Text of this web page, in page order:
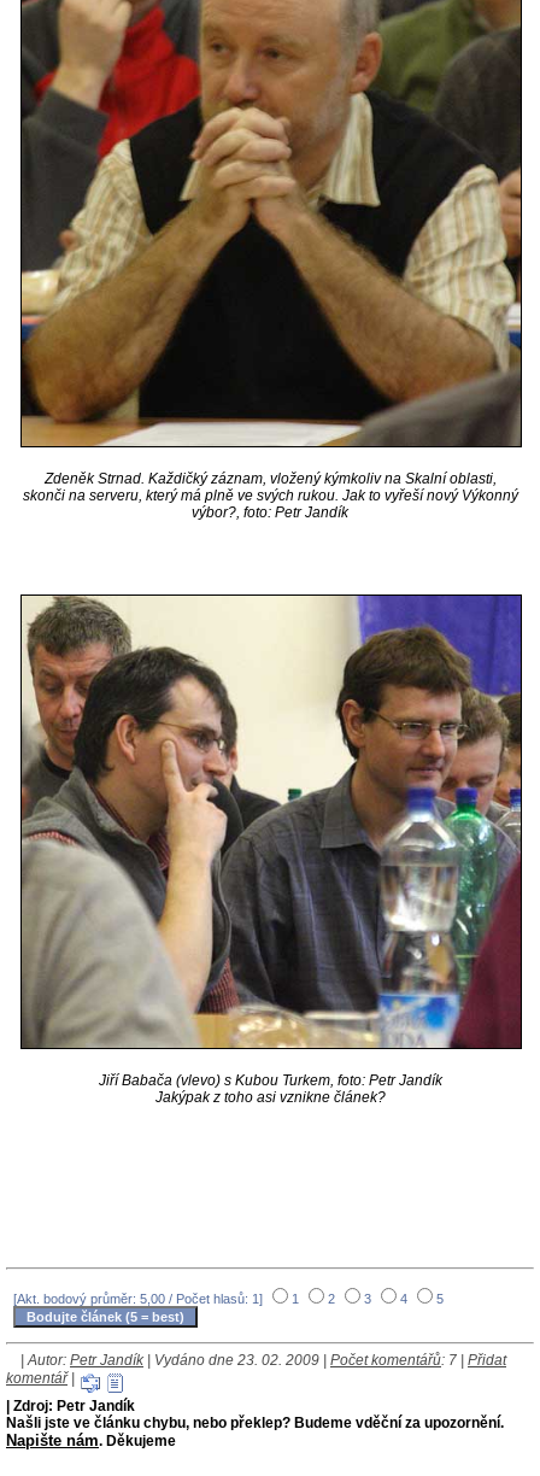
Zdeněk Strnad. Každičký záznam, vložený kýmkoliv na Skalní oblasti,
skonči na serveru, který má plně ve svých rukou. Jak to vyřeší nový Výkonný
výbor?, foto: Petr Jandík
Jiří Babača (vlevo) s Kubou Turkem, foto: Petr Jandík
Jakýpak z toho asi vznikne článek?
[Akt. bodový průměr: 5,00 / Počet hlasů: 1] 1 2 3 4 5
| Autor: Petr Jandík | Vydáno dne 23. 02. 2009 | Počet komentářů: 7 | Přidat
komentář|
| Zdroj: Petr Jandík
Našli jste ve článku chybu, nebo překlep? Budeme vděční za upozornění.
Napište nám. Děkujeme